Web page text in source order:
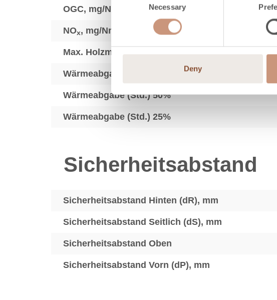
Necessary
Deny
OGC, mg/Nm
NOx, mg/Nm
Max. Holzmenge, kg
Wärmeabgabe (Std.) 100%
Wärmeabgabe (Std.) 50%
Wärmeabgabe (Std.) 25%
Sicherheitsabstand
Sicherheitsabstand Hinten (dR), mm
Sicherheitsabstand Seitlich (dS), mm
Sicherheitsabstand Oben
Sicherheitsabstand Vorn (dP), mm